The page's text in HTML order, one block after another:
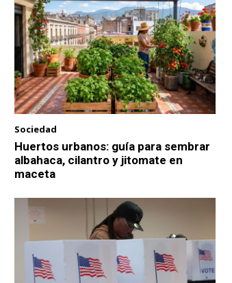
Sociedad
Huertos urbanos: guía para sembrar
albahaca, cilantro y jitomate en
maceta